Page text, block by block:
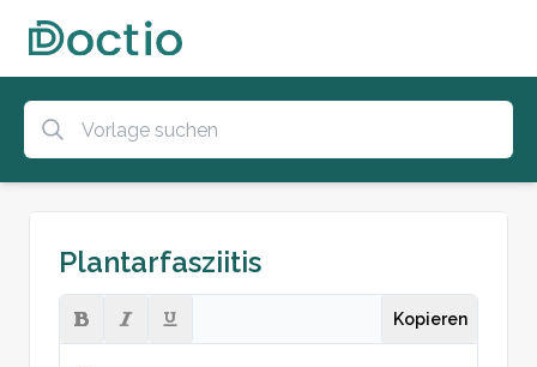
Plantarfasziitis
Kopieren